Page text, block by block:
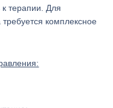
терапии. Для
комплексное